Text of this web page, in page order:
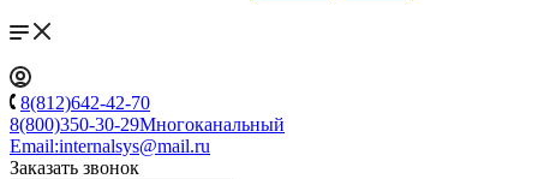
8(812)642-42-70
8(800)350-30-29Многоканальный
Email:internalsys@mail.ru
Заказать звонок